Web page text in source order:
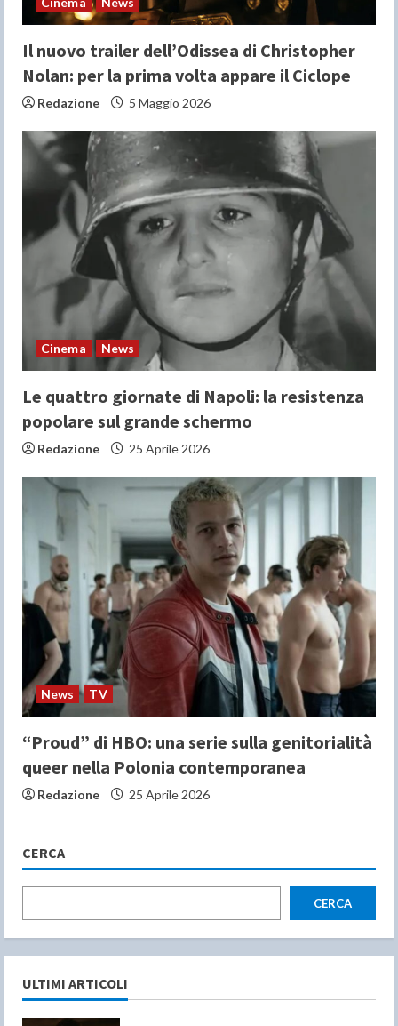
g
Il nuovo trailer dell’Odissea di Christopher
Nolan: per la prima volta appare il Ciclope
Redazione 5 Maggio 2026
Cinema News
Le quattro giornate di Napoli: la resistenza
popolare sul grande schermo
Redazione 25 Aprile 2026
News TV
“Proud” di HBO: una serie sulla genitorialità
queer nella Polonia contemporanea
Redazione 25 Aprile 2026
CERCA
CERCA
ULTIMI ARTICOLI